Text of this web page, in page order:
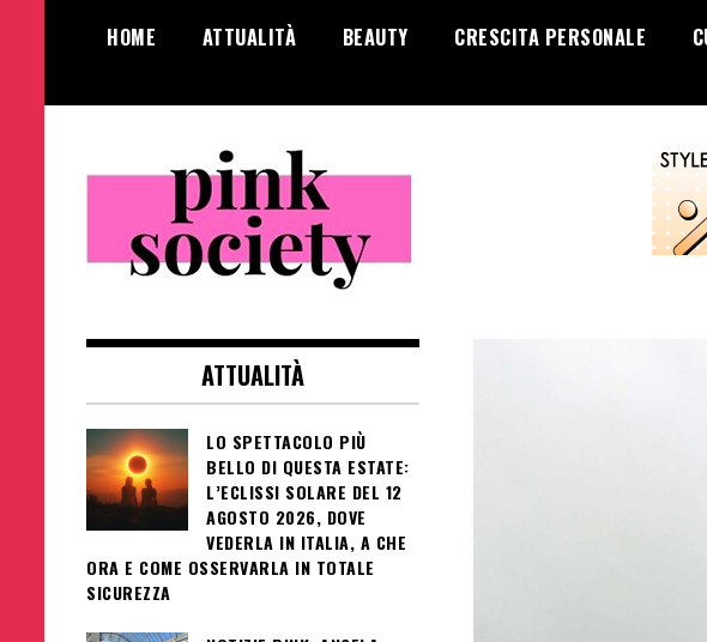
HOME ATTUALITÀ BEAUTY CRESCITA PERSONALE
Pink Society
femminile
ATTUALITÀ
LO SPETTACOLO PIÙ
BELLO DI QUESTA ESTATE:
L’ECLISSI SOLARE DEL 12
AGOSTO 2026, DOVE
VEDERLA IN ITALIA, A CHE
ORA E COME OSSERVARLA IN TOTALE
SICUREZZA